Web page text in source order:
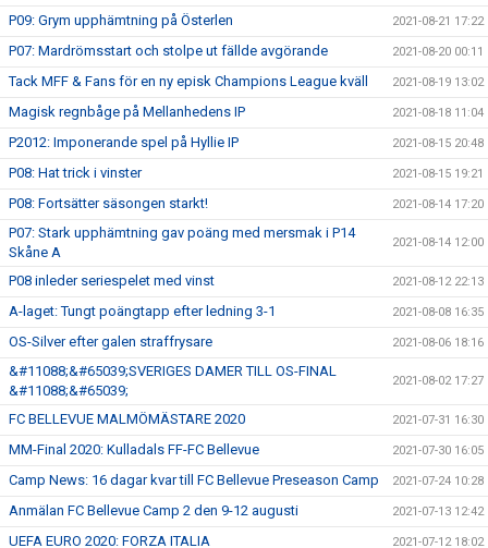
P09: Grym upphämtning på Österlen 2021-08-21 17:22
P07: Mardrömsstart och stolpe ut fällde avgörande 2021-08-20 00:11
Tack MFF & Fans för en ny episk Champions League kväll 2021-08-19 13:02
Magisk regnbåge på Mellanhedens IP 2021-08-18 11:04
P2012: Imponerande spel på Hyllie IP 2021-08-15 20:48
P08: Hat trick i vinster 2021-08-15 19:21
P08: Fortsätter säsongen starkt! 2021-08-14 17:20
P07: Stark upphämtning gav poäng med mersmak i P14
Skåne A
2021-08-14 12:00
P08 inleder seriespelet med vinst 2021-08-12 22:13
A-laget: Tungt poängtapp efter ledning 3-1 2021-08-08 16:35
OS-Silver efter galen straffrysare 2021-08-06 18:16
&#11088;&#65039;SVERIGES DAMER TILL OS-FINAL
&#11088;&#65039;
2021-08-02 17:27
FC BELLEVUE MALMÖMÄSTARE 2020 2021-07-31 16:30
MM-Final 2020: Kulladals FF-FC Bellevue 2021-07-30 16:05
Camp News: 16 dagar kvar till FC Bellevue Preseason Camp 2021-07-24 10:28
Anmälan FC Bellevue Camp 2 den 9-12 augusti 2021-07-13 12:42
UEFA EURO 2020: FORZA ITALIA 2021-07-12 18:02